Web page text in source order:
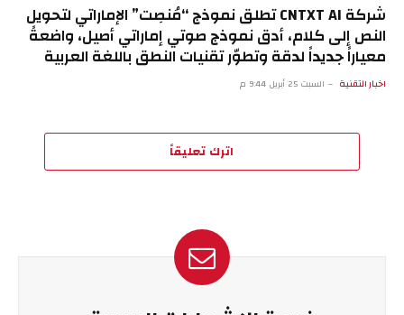
شركة CNTXT AI تطلق نموذج “مُنصِت” الإماراتي لتحويل
النص إلى كلام، أدق نموذج صوتي إماراتي أصيل، واضعةً
معياراً جديداً لدقة وتطوّر تقنيات النطق باللغة العربية
اخبار التقنية السبت 25 أبريل 9:44 م
اترك تعليقاً